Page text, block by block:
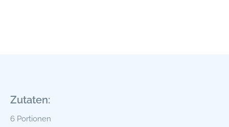
Zutaten:
6 Portionen